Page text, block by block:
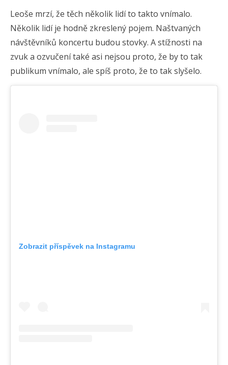
Leoše mrzí, že těch několik lidí to takto vnímalo.
Několik lidí je hodně zkreslený pojem. Naštvaných
návštěvníků koncertu budou stovky. A stížnosti na
zvuk a ozvučení také asi nejsou proto, že by to tak
publikum vnímalo, ale spíš proto, že to tak slyšelo.
Zobrazit příspěvek na Instagramu